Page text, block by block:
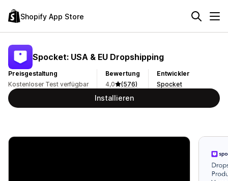
Shopify App Store
Spocket: USA & EU Dropshipping
Preisgestaltung
Kostenloser Test verfügbar
Bewertung
4,0
(576)
Entwickler
Spocket
Installieren